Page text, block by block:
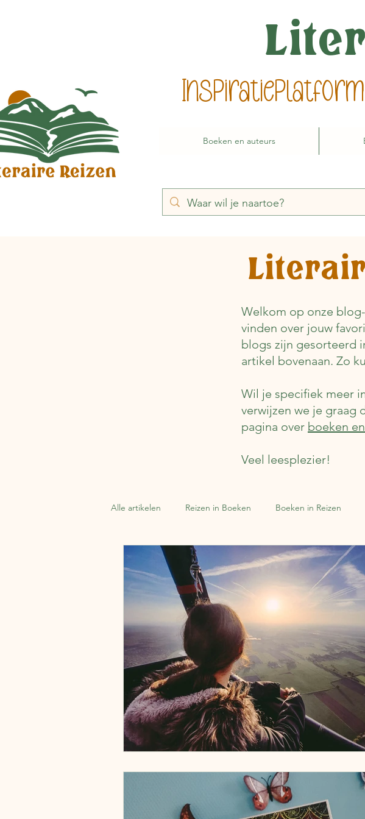
Boeken en auteurs
Welkom op onze
vinden over jouw
blogs zijn gesorteerd
artikel bovenaan. Zo
Wil je specifiek meer
verwijzen we je graag
pagina over boeken
Veel leesplezier!
Alle artikelen Reizen in Boeken Boeken in Reizen
Vervoermiddelen Lapland
Estland Italië Engeland Over boeken
Tsjechië Roemenië Portugal